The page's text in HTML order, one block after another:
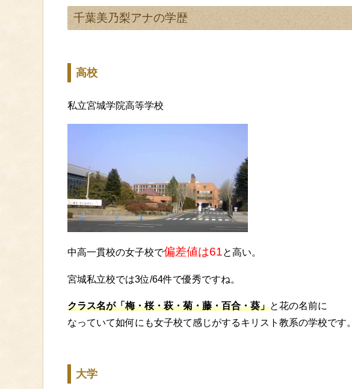
千葉美乃梨アナの学歴
高校
私立宮城学院高等学校
中高一貫校の女子校で偏差値は61と高い。
宮城私立校では3位/64件で優秀ですね。
クラス名が「梅・桜・萩・菊・藤・百合・葵」と花の名前に
なっていて如何にも女子校て感じがするキリスト教系の学校です。
大学